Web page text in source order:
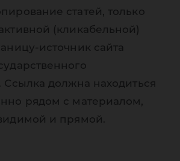
статей, только
(кликабельной)
источник сайта
Ссылка должна находиться
рядом с материалом,
и прямой.